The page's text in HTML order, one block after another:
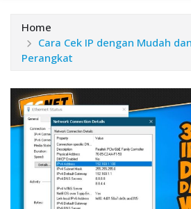
Home
Cara Cek IP dengan Mudah
Perangkat